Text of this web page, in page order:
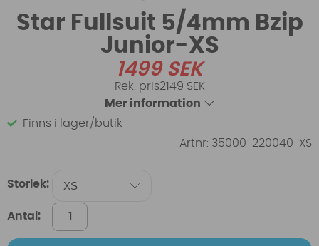
Star Fullsuit 5/4mm Bzip
Junior-XS
1499SEK
2149 SEK
Mer information
Finns i lager/butik
Artnr: 35000-220040-XS
Storlek:
Antal: